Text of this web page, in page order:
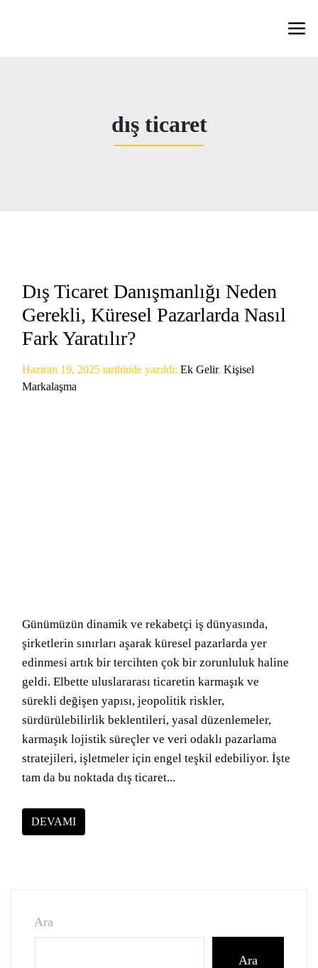
dış ticaret
Dış Ticaret Danışmanlığı Neden
Gerekli, Küresel Pazarlarda Nasıl
Fark Yaratılır?
Haziran 19, 2025 tarihinde yazıldı: Ek Gelir, Kişisel
Markalaşma
Günümüzün dinamik ve rekabetçi iş dünyasında,
şirketlerin sınırları aşarak küresel pazarlarda yer
edinmesi artık bir tercihten çok bir zorunluluk haline
geldi. Elbette uluslararası ticaretin karmaşık ve
sürekli değişen yapısı, jeopolitik riskler,
sürdürülebilirlik beklentileri, yasal düzenlemeler,
karmaşık lojistik süreçler ve veri odaklı pazarlama
stratejileri, işletmeler için engel teşkil edebiliyor. İşte
tam da bu noktada dış ticaret...
DEVAMI
Ara
Ara